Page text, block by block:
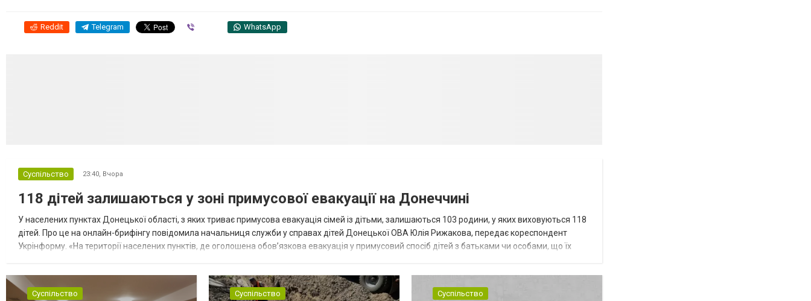
Reddit Telegram WhatsApp
Суспільство 23:40, Вчора
118 дітей залишаються у зоні примусової евакуації на Донеччині
У населених пунктах Донецької області, з яких триває примусова евакуація сімей із дітьми, залишаються 103 родини, у яких виховуються 118
дітей. Про це на онлайн-брифінгу повідомила начальниця служби у справах дітей Донецької ОВА Юлія Рижакова, передає кореспондент
Укрінформу. «На території населених пунктів, де оголошена обов’язкова евакуація у примусовий спосіб дітей з батьками чи особами, що їх
Суспільство Суспільство Суспільство